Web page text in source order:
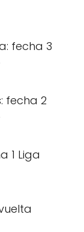
fecha 3
fecha 2
1 Liga